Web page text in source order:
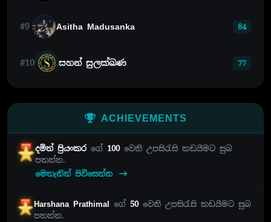
#9 Asitha Madusanka 84
#10 සහන් සුලක්ඛණ 77
ACHIEVEMENTS
දමිත් ප්‍රියංකරගේ 100වෙනි උපසිරැසි කඩයීමට සුබ
පතන්න.
මෙතැනින් පිවිසෙන්න
Harshana Prathimal ගේ 50වෙනි උපසිරැසි කඩයීමට සුබ
පතන්න.